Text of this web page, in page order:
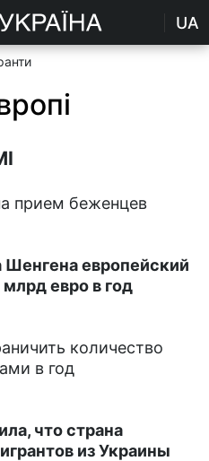
UA
прием беженцев
Шенгена европейский
евро в год
количество
в год
что страна
из Украины